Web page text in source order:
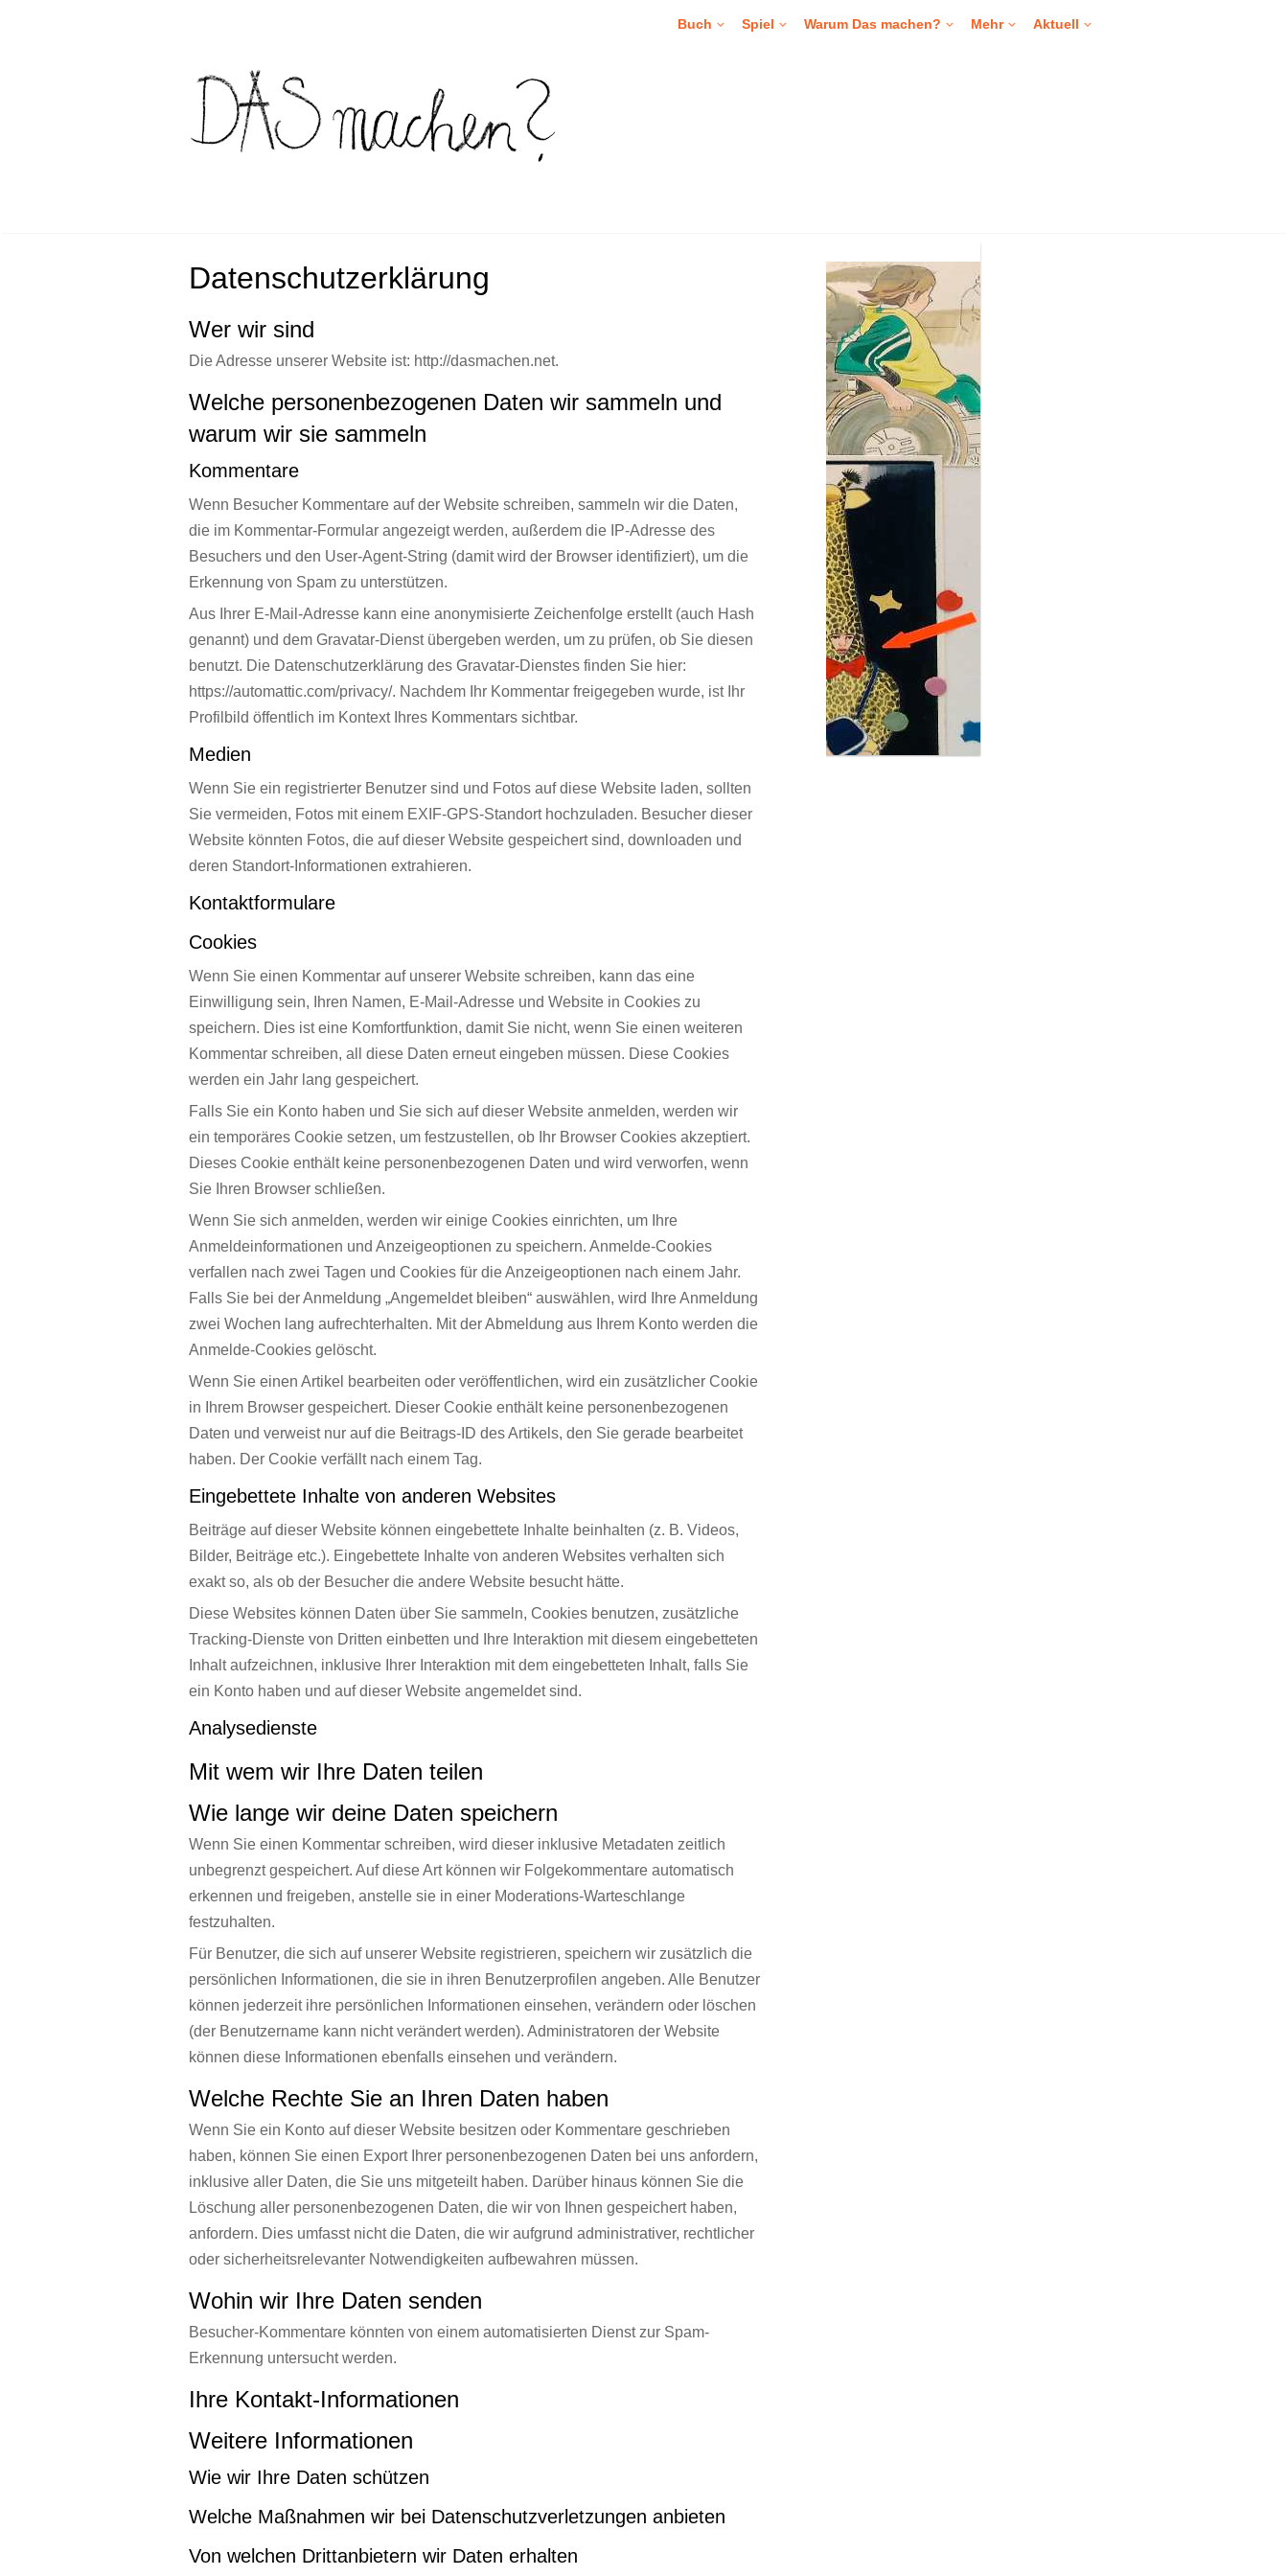
Buch Spiel Warum Das machen? Mehr Aktuell
Datenschutzerklärung
Wer wir sind
Die Adresse unserer Website ist: http://dasmachen.net.
Welche personenbezogenen Daten wir sammeln und
warum wir sie sammeln
Kommentare
Wenn Besucher Kommentare auf der Website schreiben, sammeln wir die Daten,
die im Kommentar-Formular angezeigt werden, außerdem die IP-Adresse des
Besuchers und den User-Agent-String (damit wird der Browser identifiziert), um die
Erkennung von Spam zu unterstützen.
Aus Ihrer E-Mail-Adresse kann eine anonymisierte Zeichenfolge erstellt (auch Hash
genannt) und dem Gravatar-Dienst übergeben werden, um zu prüfen, ob Sie diesen
benutzt. Die Datenschutzerklärung des Gravatar-Dienstes finden Sie hier:
https://automattic.com/privacy/. Nachdem Ihr Kommentar freigegeben wurde, ist Ihr
Profilbild öffentlich im Kontext Ihres Kommentars sichtbar.
Medien
Wenn Sie ein registrierter Benutzer sind und Fotos auf diese Website laden, sollten
Sie vermeiden, Fotos mit einem EXIF-GPS-Standort hochzuladen. Besucher dieser
Website könnten Fotos, die auf dieser Website gespeichert sind, downloaden und
deren Standort-Informationen extrahieren.
Kontaktformulare
Cookies
Wenn Sie einen Kommentar auf unserer Website schreiben, kann das eine
Einwilligung sein, Ihren Namen, E-Mail-Adresse und Website in Cookies zu
speichern. Dies ist eine Komfortfunktion, damit Sie nicht, wenn Sie einen weiteren
Kommentar schreiben, all diese Daten erneut eingeben müssen. Diese Cookies
werden ein Jahr lang gespeichert.
Falls Sie ein Konto haben und Sie sich auf dieser Website anmelden, werden wir
ein temporäres Cookie setzen, um festzustellen, ob Ihr Browser Cookies akzeptiert.
Dieses Cookie enthält keine personenbezogenen Daten und wird verworfen, wenn
Sie Ihren Browser schließen.
Wenn Sie sich anmelden, werden wir einige Cookies einrichten, um Ihre
Anmeldeinformationen und Anzeigeoptionen zu speichern. Anmelde-Cookies
verfallen nach zwei Tagen und Cookies für die Anzeigeoptionen nach einem Jahr.
Falls Sie bei der Anmeldung „Angemeldet bleiben“ auswählen, wird Ihre Anmeldung
zwei Wochen lang aufrechterhalten. Mit der Abmeldung aus Ihrem Konto werden die
Anmelde-Cookies gelöscht.
Wenn Sie einen Artikel bearbeiten oder veröffentlichen, wird ein zusätzlicher Cookie
in Ihrem Browser gespeichert. Dieser Cookie enthält keine personenbezogenen
Daten und verweist nur auf die Beitrags-ID des Artikels, den Sie gerade bearbeitet
haben. Der Cookie verfällt nach einem Tag.
Eingebettete Inhalte von anderen Websites
Beiträge auf dieser Website können eingebettete Inhalte beinhalten (z. B. Videos,
Bilder, Beiträge etc.). Eingebettete Inhalte von anderen Websites verhalten sich
exakt so, als ob der Besucher die andere Website besucht hätte.
Diese Websites können Daten über Sie sammeln, Cookies benutzen, zusätzliche
Tracking-Dienste von Dritten einbetten und Ihre Interaktion mit diesem eingebetteten
Inhalt aufzeichnen, inklusive Ihrer Interaktion mit dem eingebetteten Inhalt, falls Sie
ein Konto haben und auf dieser Website angemeldet sind.
Analysedienste
Mit wem wir Ihre Daten teilen
Wie lange wir deine Daten speichern
Wenn Sie einen Kommentar schreiben, wird dieser inklusive Metadaten zeitlich
unbegrenzt gespeichert. Auf diese Art können wir Folgekommentare automatisch
erkennen und freigeben, anstelle sie in einer Moderations-Warteschlange
festzuhalten.
Für Benutzer, die sich auf unserer Website registrieren, speichern wir zusätzlich die
persönlichen Informationen, die sie in ihren Benutzerprofilen angeben. Alle Benutzer
können jederzeit ihre persönlichen Informationen einsehen, verändern oder löschen
(der Benutzername kann nicht verändert werden). Administratoren der Website
können diese Informationen ebenfalls einsehen und verändern.
Welche Rechte Sie an Ihren Daten haben
Wenn Sie ein Konto auf dieser Website besitzen oder Kommentare geschrieben
haben, können Sie einen Export Ihrer personenbezogenen Daten bei uns anfordern,
inklusive aller Daten, die Sie uns mitgeteilt haben. Darüber hinaus können Sie die
Löschung aller personenbezogenen Daten, die wir von Ihnen gespeichert haben,
anfordern. Dies umfasst nicht die Daten, die wir aufgrund administrativer, rechtlicher
oder sicherheitsrelevanter Notwendigkeiten aufbewahren müssen.
Wohin wir Ihre Daten senden
Besucher-Kommentare könnten von einem automatisierten Dienst zur Spam-
Erkennung untersucht werden.
Ihre Kontakt-Informationen
Weitere Informationen
Wie wir Ihre Daten schützen
Welche Maßnahmen wir bei Datenschutzverletzungen anbieten
Von welchen Drittanbietern wir Daten erhalten